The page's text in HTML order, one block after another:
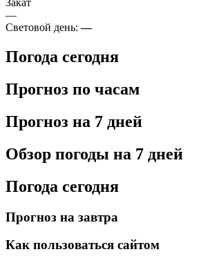
Закат
—
Световой день:—
Погода сегодня
Прогноз по часам
Прогноз на 7 дней
Обзор погоды на 7 дней
Погода сегодня
Прогноз на завтра
Как пользоваться сайтом